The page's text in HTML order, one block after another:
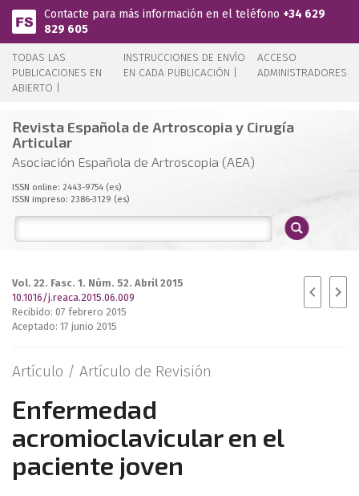
Pasar al contenido principal
Contacte para más información en el teléfono +34 629
829 605
TODAS LAS
PUBLICACIONES EN
ABIERTO |
INSTRUCCIONES DE ENVÍO
EN CADA PUBLICACIÓN |
ACCESO
ADMINISTRADORES
Revista Española de Artroscopia y Cirugía
Articular
Asociación Española de Artroscopia (AEA)
ISSN online: 2443-9754 (es)
ISSN impreso: 2386-3129 (es)
Vol. 22. Fasc. 1. Núm. 52. Abril 2015
10.1016/j.reaca.2015.06.009
Recibido: 07 febrero 2015
Aceptado: 17 junio 2015
Artículo / Artículo de Revisión
Enfermedad
acromioclavicular en el
paciente joven